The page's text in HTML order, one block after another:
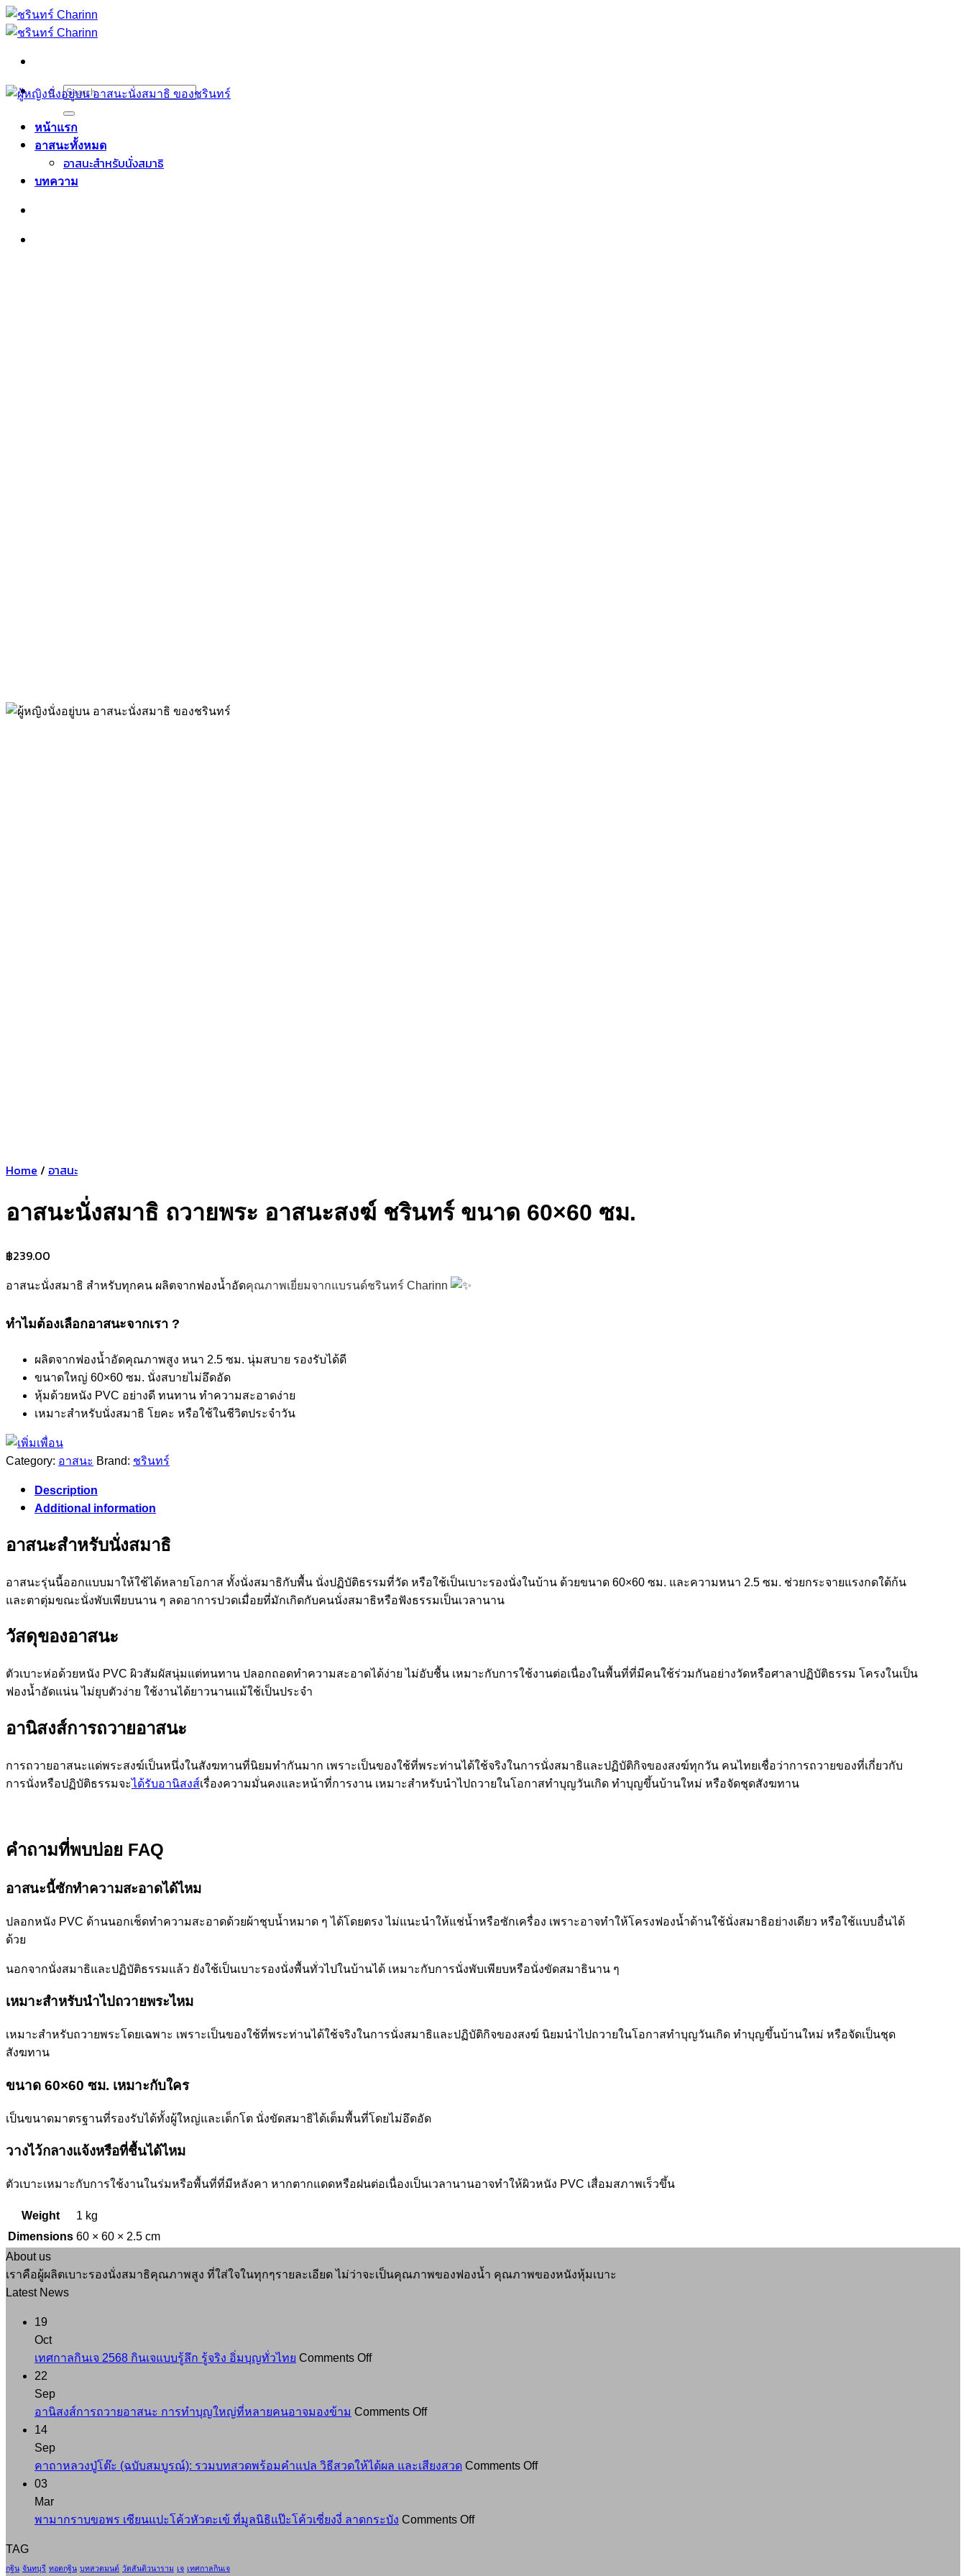
Skip
to
Search
for:
หน้าแรก
อาสนะทั้งหมด
อาสนะสำหรับนั่งสมาธิ
บทความ
Home / อาสนะ
อาสนะนั่งสมาธิ ถวายพระ อาสนะสงฆ์ ชรินทร์ ขนาด 60×60 ซม.
฿239.00
อาสนะนั่งสมาธิ สำหรับทุกคน ผลิตจากฟองน้ำอัดคุณภาพเยี่ยมจากแบรนด์ชรินทร์ Charinn
ทำไมต้องเลือกอาสนะจากเรา ?
ผลิตจากฟองน้ำอัดคุณภาพสูง หนา 2.5 ซม. นุ่มสบาย รองรับได้ดี
ขนาดใหญ่ 60×60 ซม. นั่งสบายไม่อึดอัด
หุ้มด้วยหนัง PVC อย่างดี ทนทาน ทำความสะอาดง่าย
เหมาะสำหรับนั่งสมาธิ โยคะ หรือใช้ในชีวิตประจำวัน
Category: อาสนะ Brand: ชรินทร์
Description
Additional information
อาสนะสำหรับนั่งสมาธิ
อาสนะรุ่นนี้ออกแบบมาให้ใช้ได้หลายโอกาส ทั้งนั่งสมาธิกับพื้น นั่งปฏิบัติธรรมที่วัด หรือใช้เป็นเบาะรองนั่งในบ้าน ด้วยขนาด 60×60 ซม. และความหนา 2.5 ซม. ช่วยกระจายแรงกดใต้ก้น
และตาตุ่มขณะนั่งพับเพียบนาน ๆ ลดอาการปวดเมื่อยที่มักเกิดกับคนนั่งสมาธิหรือฟังธรรมเป็นเวลานาน
วัสดุของอาสนะ
ตัวเบาะห่อด้วยหนัง PVC ผิวสัมผัสนุ่มแต่ทนทาน ปลอกถอดทำความสะอาดได้ง่าย ไม่อับชื้น เหมาะกับการใช้งานต่อเนื่องในพื้นที่ที่มีคนใช้ร่วมกันอย่างวัดหรือศาลาปฏิบัติธรรม โครงในเป็น
ฟองน้ำอัดแน่น ไม่ยุบตัวง่าย ใช้งานได้ยาวนานแม้ใช้เป็นประจำ
อานิสงส์การถวายอาสนะ
การถวายอาสนะแด่พระสงฆ์เป็นหนึ่งในสังฆทานที่นิยมทำกันมาก เพราะเป็นของใช้ที่พระท่านได้ใช้จริงในการนั่งสมาธิและปฏิบัติกิจของสงฆ์ทุกวัน คนไทยเชื่อว่าการถวายของที่เกี่ยวกับ
การนั่งหรือปฏิบัติธรรมจะได้รับอานิสงส์เรื่องความมั่นคงและหน้าที่การงาน เหมาะสำหรับนำไปถวายในโอกาสทำบุญวันเกิด ทำบุญขึ้นบ้านใหม่ หรือจัดชุดสังฆทาน
คำถามที่พบบ่อย FAQ
อาสนะนี้ซักทำความสะอาดได้ไหม
ปลอกหนัง PVC ด้านนอกเช็ดทำความสะอาดด้วยผ้าชุบน้ำหมาด ๆ ได้โดยตรง ไม่แนะนำให้แช่น้ำหรือซักเครื่อง เพราะอาจทำให้โครงฟองน้ำด้านใช้นั่งสมาธิอย่างเดียว หรือใช้แบบอื่นได้
ด้วย
นอกจากนั่งสมาธิและปฏิบัติธรรมแล้ว ยังใช้เป็นเบาะรองนั่งพื้นทั่วไปในบ้านได้ เหมาะกับการนั่งพับเพียบหรือนั่งขัดสมาธินาน ๆ
เหมาะสำหรับนำไปถวายพระไหม
เหมาะสำหรับถวายพระโดยเฉพาะ เพราะเป็นของใช้ที่พระท่านได้ใช้จริงในการนั่งสมาธิและปฏิบัติกิจของสงฆ์ นิยมนำไปถวายในโอกาสทำบุญวันเกิด ทำบุญขึ้นบ้านใหม่ หรือจัดเป็นชุด
สังฆทาน
ขนาด 60×60 ซม. เหมาะกับใคร
เป็นขนาดมาตรฐานที่รองรับได้ทั้งผู้ใหญ่และเด็กโต นั่งขัดสมาธิได้เต็มพื้นที่โดยไม่อึดอัด
วางไว้กลางแจ้งหรือที่ชื้นได้ไหม
ตัวเบาะเหมาะกับการใช้งานในร่มหรือพื้นที่ที่มีหลังคา หากตากแดดหรือฝนต่อเนื่องเป็นเวลานานอาจทำให้ผิวหนัง PVC เสื่อมสภาพเร็วขึ้น
Weight
1 kg
Dimensions 60 × 60 × 2.5 cm
About us
เราคือผู้ผลิตเบาะรองนั่งสมาธิคุณภาพสูง ที่ใส่ใจในทุกๆรายละเอียด ไม่ว่าจะเป็นคุณภาพของฟองน้ำ คุณภาพของหนังหุ้มเบาะ
Latest News
19
Oct
เทศกาลกินเจ 2568 กินเจแบบรู้ลึก รู้จริง อิ่มบุญทั่วไทย Comments Offon
เจ
เจ
ลึก
22
Sep
อานิสงส์การถวายอาสนะ การทำบุญใหญ่ที่หลายคนอาจมองข้าม Comments Offon
ถวาย
ทำบุญ
14
Sep
คาถาหลวงปู่โต๊ะ (ฉบับสมบูรณ์): รวมบทสวดพร้อมคำแปล วิธีสวดให้ได้ผล และเสียงสวด Comments Offon
03
Mar
พามากราบขอพร เซียนแปะโค้วหัวตะเข้ ที่มูลนิธิแป๊ะโค้วเซี่ยงงี่ ลาดกระบัง Comments Offon
TAG
กฐิน จันทบุรี ทอดกฐิน บทสวดมนต์ วัดสันติวนาราม เจ เทศกาลกินเจ